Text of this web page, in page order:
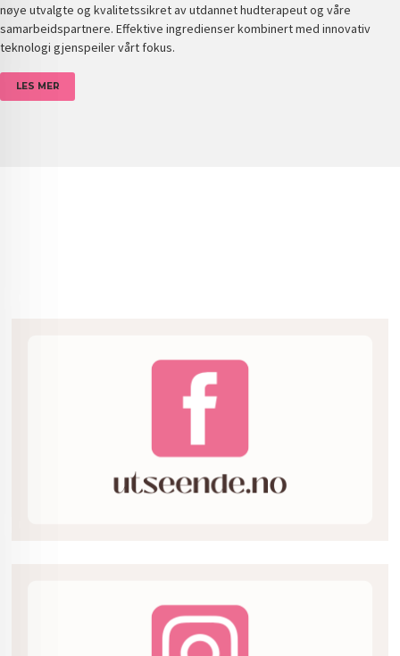
nøye utvalgte og kvalitetssikret av utdannet hudterapeut og våre
samarbeidspartnere. Effektive ingredienser kombinert med innovativ
teknologi gjenspeiler vårt fokus.
LES MER